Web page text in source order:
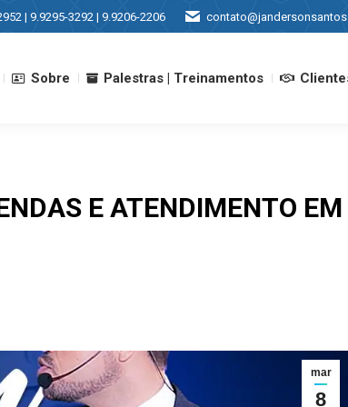
| 9.9295-3292 | 9.9206-2206
Sobre Palestras | Treinamentos
E ATENDIMENTO EM
mar
8
Palestras | Treinamentos